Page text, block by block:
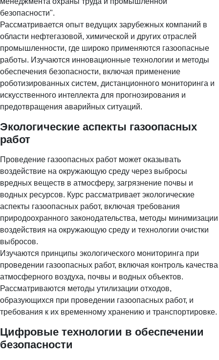
безопасности".
Рассматривается опыт ведущих зарубежных компаний в
области нефтегазовой, химической и других отраслей
промышленности, где широко применяются газоопасные
работы. Изучаются инновационные технологии и методы
обеспечения безопасности, включая применение
роботизированных систем, дистанционного мониторинга и
искусственного интеллекта для прогнозирования и
предотвращения аварийных ситуаций.
Экологические аспекты газоопасных
работ
Проведение газоопасных работ может оказывать
воздействие на окружающую среду через выбросы
вредных веществ в атмосферу, загрязнение почвы и
водных ресурсов. Курс рассматривает экологические
аспекты газоопасных работ, включая требования
природоохранного законодательства, методы минимизации
воздействия на окружающую среду и технологии очистки
выбросов.
Изучаются принципы экологического мониторинга при
проведении газоопасных работ, включая контроль качества
атмосферного воздуха, почвы и водных объектов.
Рассматриваются методы утилизации отходов,
образующихся при проведении газоопасных работ, и
требования к их временному хранению и транспортировке.
Цифровые технологии в обеспечении
безопасности